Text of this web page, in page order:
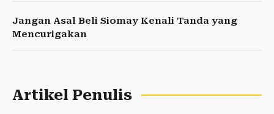
Jangan Asal Beli Siomay Kenali Tanda yang
Mencurigakan
Artikel Penulis